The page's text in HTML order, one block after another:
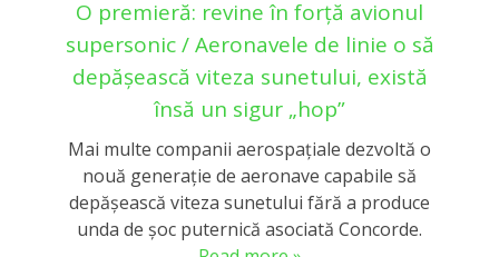
O premieră: revine în forță avionul
supersonic / Aeronavele de linie o să
depășească viteza sunetului, există
însă un sigur „hop”
Mai multe companii aerospațiale dezvoltă o
nouă generație de aeronave capabile să
depășească viteza sunetului fără a produce
unda de șoc puternică asociată Concorde.